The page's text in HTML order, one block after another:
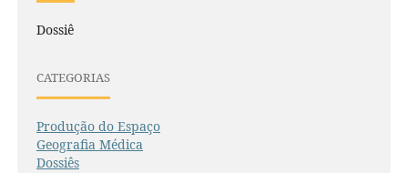
Dossiê
CATEGORIAS
Produção do Espaço
Geografia Médica
Dossiês